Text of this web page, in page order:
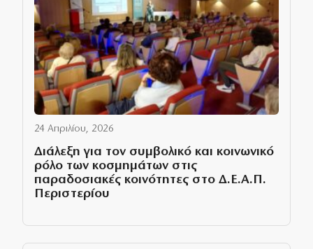
24 Απριλίου, 2026
Διάλεξη για τον συμβολικό και κοινωνικό
ρόλο των κοσμημάτων στις
παραδοσιακές κοινότητες στο Δ.Ε.Α.Π.
Περιστερίου